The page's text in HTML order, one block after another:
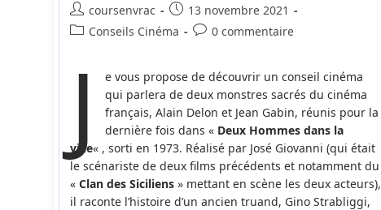
Auteur/autrice
de
coursenvrac
Publication
publiée :
13 novembre 2021
PostConseils Cinéma
Commentaires
publication :
0 commentaire
J
e vous propose de découvrir un conseil cinéma
qui parlera de deux monstres sacrés du cinéma
français, Alain Delon et Jean Gabin, réunis pour la
dernière fois dans « Deux Hommes dans la
ville« , sorti en 1973. Réalisé par José Giovanni (qui était
le scénariste de deux films précédents et notamment du
« Clan des Siciliens» mettant en scène les deux acteurs),
il raconte l’histoire d’un ancien truand, Gino Strabliggi,